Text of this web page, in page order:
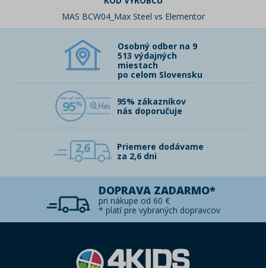
MAS BCW04_Max Steel vs Elementor
Osobný odber na 9
513 výdajných
miestach
po celom Slovensku
95
95% zákazníkov
nás doporučuje
2,6
Priemere dodávame
za 2,6 dni
DOPRAVA ZADARMO*
pri nákupe od 60 €
* platí pre vybraných dopravcov